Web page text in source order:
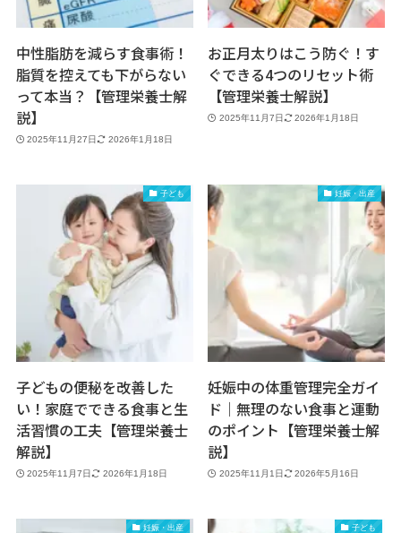
中性脂肪を減らす食事術！
脂質を控えても下がらない
って本当？【管理栄養士解
説】
2025年11月27日 2026年1月18日
お正月太りはこう防ぐ！す
ぐできる4つのリセット術
【管理栄養士解説】
2025年11月7日 2026年1月18日
子ども
子どもの便秘を改善した
い！家庭でできる食事と生
活習慣の工夫【管理栄養士
解説】
2025年11月7日 2026年1月18日
妊娠・出産
妊娠中の体重管理完全ガイ
ド｜無理のない食事と運動
のポイント【管理栄養士解
説】
2025年11月1日 2026年5月16日
妊娠・出産 子ども